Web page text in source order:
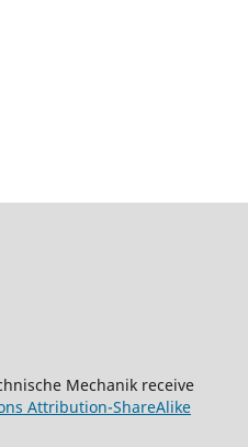
3869
Mechanik receive
Attribution-ShareAlike